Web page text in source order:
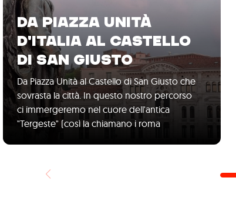
DA PIAZZA UNITÀ
D'ITALIA AL CASTELLO
DI SAN GIUSTO
Da Piazza Unità al Castello di San Giusto che
sovrasta la città. In questo nostro percorso
ci immergeremo nel cuore dell'antica
"Tergeste" (così la chiamano i roma